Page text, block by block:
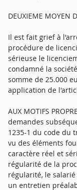
DEUXIEME MOYEN
Il est fait grief à
procédure de
sérieuse le
condamné la société
somme de 25.000
application de
AUX MOTIFS
demandes
1235-1 du code du
vu des éléments
caractère réel et
régularité de la
régularité, le
un entretien